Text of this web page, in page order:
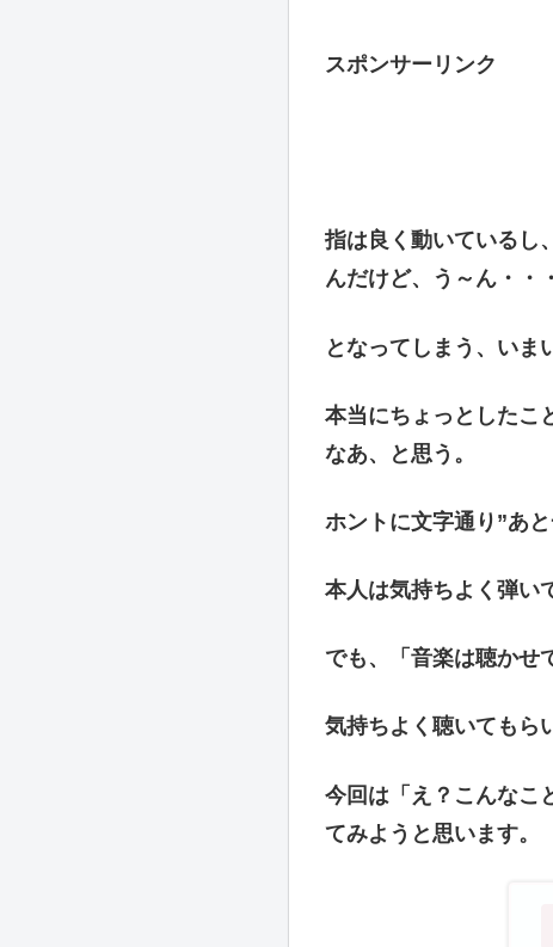
スポンサーリンク
指は良く動いているし
んだけど、う～ん・・・
となってしまう、いま
本当にちょっとしたこ
なあ、と思う。
ホントに文字通り”あと
本人は気持ちよく弾い
でも、「音楽は聴かせ
気持ちよく聴いてもら
今回は「え？こんなこ
てみようと思います。